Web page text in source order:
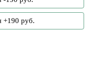
+190 руб.